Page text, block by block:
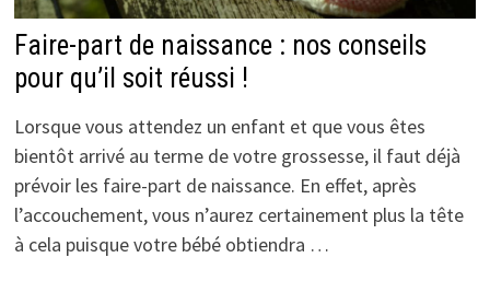
Faire-part de naissance : nos conseils
pour qu’il soit réussi !
Lorsque vous attendez un enfant et que vous êtes
bientôt arrivé au terme de votre grossesse, il faut déjà
prévoir les faire-part de naissance. En effet, après
l’accouchement, vous n’aurez certainement plus la tête
à cela puisque votre bébé obtiendra …